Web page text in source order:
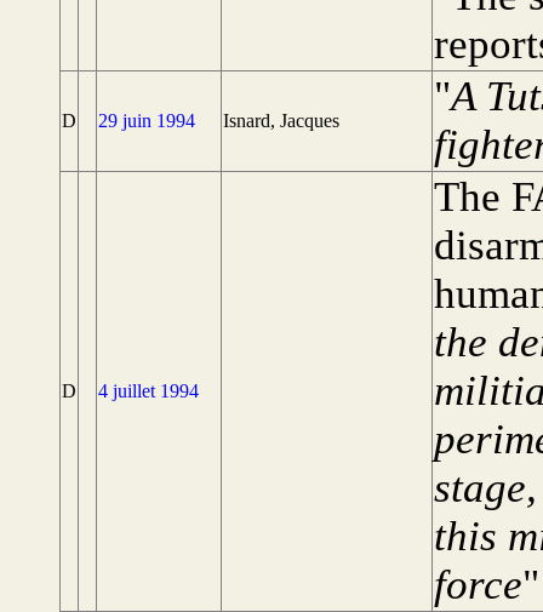
D 29 juin 1994 Isnard, Jacques
"A
D 4 juillet 1994
The
the
this
force"